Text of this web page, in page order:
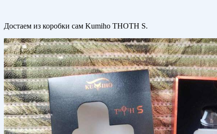
Достаем из коробки сам Kumiho THOTH S.